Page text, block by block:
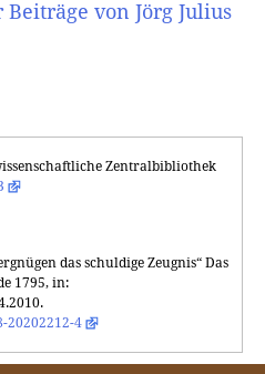
von Jörg Julius
Zentralbibliothek
das schuldige Zeugnis“ Das
1795, in:
20202212-4